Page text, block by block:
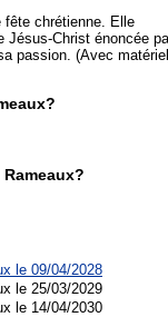
fête chrétienne. Elle
Jésus-Christ énoncée
passion. (Avec
le 09/04/2028
le 25/03/2029
le 14/04/2030